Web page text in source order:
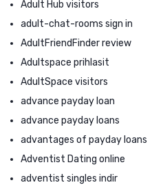
Adult Hub visitors
adult-chat-rooms sign in
AdultFriendFinder review
Adultspace prihlasit
AdultSpace visitors
advance payday loan
advance payday loans
advantages of payday loans
Adventist Dating online
adventist singles indir